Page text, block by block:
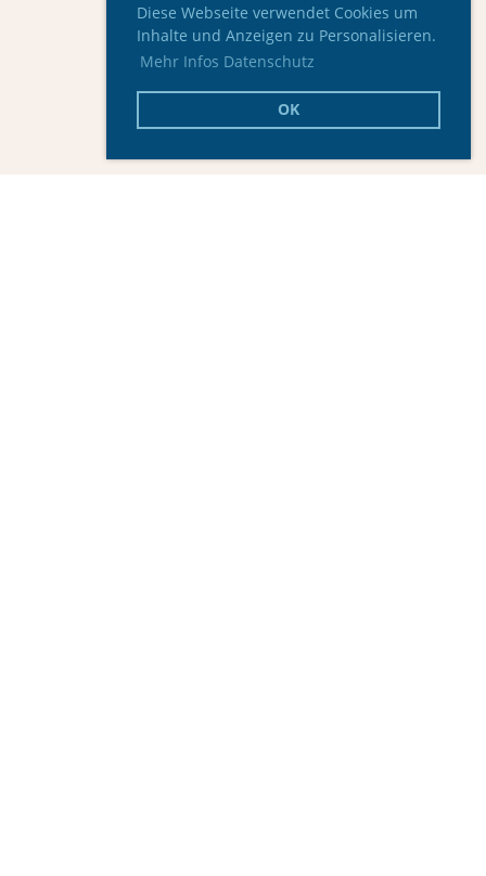
Diese Webseite verwendet Cookies um
Inhalte und Anzeigen zu Personalisieren.
Mehr Infos Datenschutz
OK